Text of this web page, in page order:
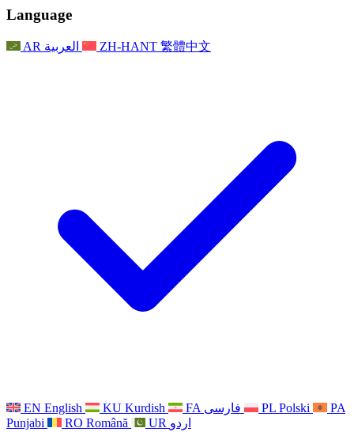
For Families
最新消息
家庭心理支持
家庭更新
事件
聯繫
For Families
家庭心理支持
家庭更新
Reports
獨立審查的最終報告
獨立審查報告的首次報告
For Families
Nottingham
家庭心理支援服務
心理健康危機支援
基於信仰的喪親支援
對於父親
Language
AR العربية ZH-HANT 繁體中文
EN English KU Kurdish FA فارسی PL Polski
PA
Punjabi
RO Română UR اردو